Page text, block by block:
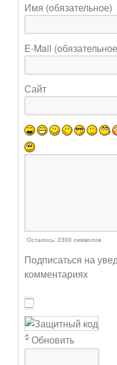
Имя (обязательное)
E-Mail
Сайт
Осталось: 2300 символов
Подписаться на
комментариях
Обновить